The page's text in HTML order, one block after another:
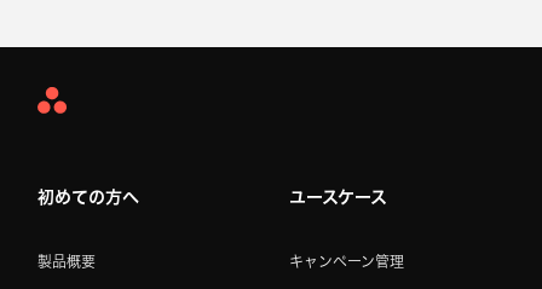
Asana
初めての方へ
製品概要
ユースケース
キャンペーン管理